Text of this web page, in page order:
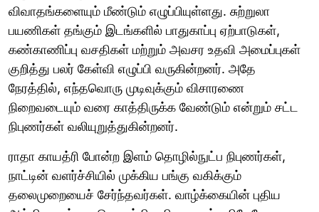
விவாதங்களையும் மீண்டும் எழுப்பியுள்ளது. சுற்றுலா
பயணிகள் தங்கும் இடங்களில் பாதுகாப்பு ஏற்பாடுகள்,
கண்காணிப்பு வசதிகள் மற்றும் அவசர உதவி அமைப்புகள்
குறித்து பலர் கேள்வி எழுப்பி வருகின்றனர். அதே
நேரத்தில், எந்தவொரு முடிவுக்கும் விசாரணை
நிறைவடையும் வரை காத்திருக்க வேண்டும் என்றும் சட்ட
நிபுணர்கள் வலியுறுத்துகின்றனர்.
ராதா காயத்ரி போன்ற இளம் தொழில்நுட்ப நிபுணர்கள்,
நாட்டின் வளர்ச்சியில் முக்கிய பங்கு வகிக்கும்
தலைமுறையைச் சேர்ந்தவர்கள். வாழ்க்கையின் புதிய